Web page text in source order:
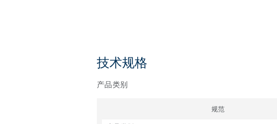
技术规格
产品类别
规范